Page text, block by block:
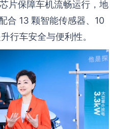
片保障车机流畅运行，地
合 13 颗智能传感器、10
行车安全与便利性。